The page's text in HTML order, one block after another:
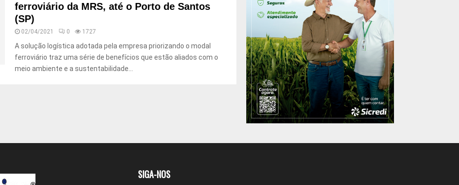
ferroviário da MRS, até o Porto de Santos
(SP)
02/04/2021 0 1727
A solução logística adotada pela empresa priorizando o modal
ferroviário traz uma série de benefícios que estão aliados com o
meio ambiente e a sustentabilidade...
SIGA-NOS